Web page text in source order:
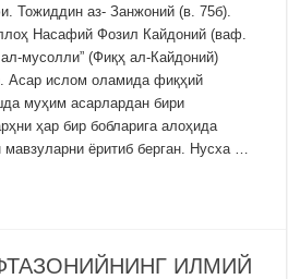
Тожиддин аз- Занжоний (в. 75б).
Насафий Фозил Кайдоний (ваф.
мусолли” (Фиқҳ ал-Кайдоний)
Асар ислом оламида фиқҳий
муҳим асарлардан бири
ҳар бир бобларига алоҳида
ёритиб берган. Нусха …
ИЛМИЙ